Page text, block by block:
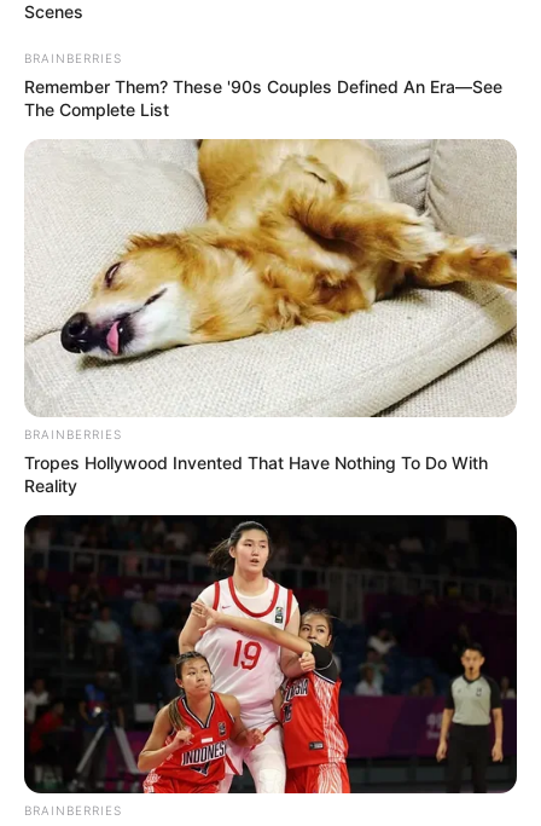
Scenes
BRAINBERRIES
Remember Them? These '90s Couples Defined An Era—See
The Complete List
BRAINBERRIES
Tropes Hollywood Invented That Have Nothing To Do With
Reality
BRAINBERRIES